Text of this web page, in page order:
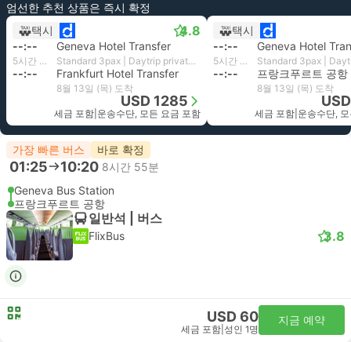
엄선한 추천 상품은 즉시 확정
택시
4.8
--:-- Geneva Hotel Transfer
5시간 55분 Standard 3pax | Daytrip private transfer with English speaking driver
--:-- Frankfurt Hotel Transfer
8월 13일 (목) 도착
USD 1285
세금 포함 운송수단, 모든 요금 포함
택시
--:--
Geneva Hotel
5시간 55분
--:-- 프랑크푸르트 공항
8월 13일 (목) 도착
세금 포함 운송수단,
가장 빠른 버스 바로 확정
01:25 10:20 8시간 55분
Geneva Bus Station
프랑크푸르트 공항
일반석 | 버스
FlixBus 3.8
USD 60
세금 포함 성인 1명
지금 예약